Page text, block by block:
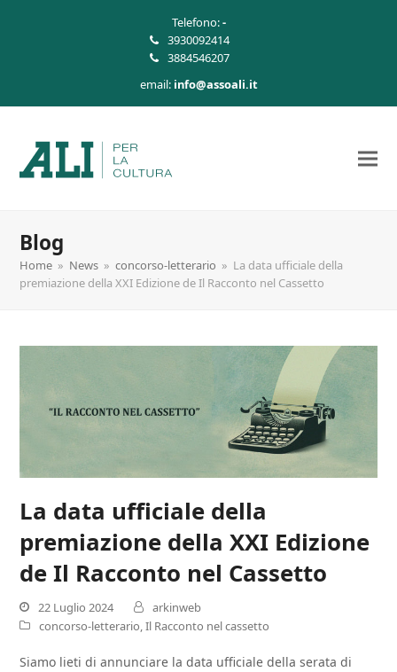
Telefono:-
3930092414
3884546207
email: info@assoali.it
Blog
Home » News » concorso-letterario » La data ufficiale della
premiazione della XXI Edizione de Il Racconto nel Cassetto
La data ufficiale della
premiazione della XXI Edizione
de Il Racconto nel Cassetto
22 Luglio 2024
arkinweb
concorso-letterario,Il Racconto nel cassetto
Siamo lieti di annunciare la data ufficiale della serata di